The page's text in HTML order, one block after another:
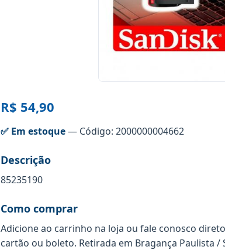
R$ 54,90
✅ Em estoque— Código: 2000000004662
Descrição
85235190
Como comprar
Adicione ao carrinho na loja ou fale conosco
cartão ou boleto. Retirada em Bragança Paulista /